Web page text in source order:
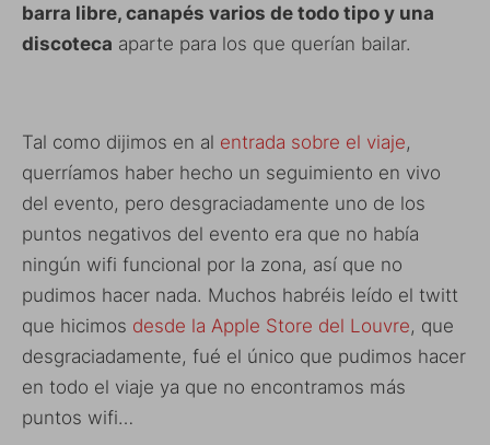
barra libre, canapés varios de todo tipo y una
discoteca aparte para los que querían bailar.
Tal como dijimos en al entrada sobre el viaje,
querríamos haber hecho un seguimiento en vivo
del evento, pero desgraciadamente uno de los
puntos negativos del evento era que no había
ningún wifi funcional por la zona, así que no
pudimos hacer nada. Muchos habréis leído el twitt
que hicimos desde la Apple Store del Louvre, que
desgraciadamente, fué el único que pudimos hacer
en todo el viaje ya que no encontramos más
puntos wifi…